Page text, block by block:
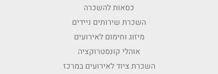
כסאות להשכרה
השכרת שירותים ניידים
מיזוג וחימום לאירועים
אוהלי קונסטרוקציה
השכרת ציוד לאירועים במרכז